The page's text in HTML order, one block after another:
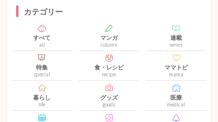
カテゴリー
すべて
all
マンガ
column
連載
series
特集
special
食・レシピ
recipe
ママトピ
mama
暮らし
life
グッズ
goods
医療
medical